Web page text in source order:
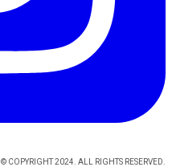
© COPYRIGHT 2024. ALL RIGHTS RESERVED.